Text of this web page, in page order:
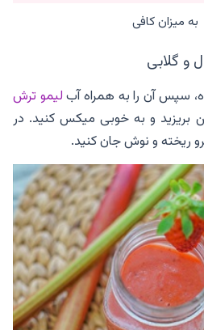
به میزان کافی
و گلابی
سپس آن را به همراه آبلیمو ترش
بریزید و به خوبی میکس کنید. در
ریخته و نوش جان کنید.